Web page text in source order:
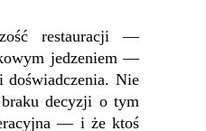
restauracji —
jedzeniem —
doświadczenia. Nie
decyzji o tym
— i że ktoś